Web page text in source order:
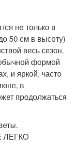
не только в
50 см в высоту)
весь сезон.
формой
и яркой, часто
в
продолжаться